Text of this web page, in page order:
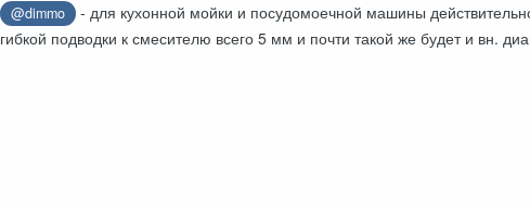
@dimmo
- для кухонной мойки и посудомоечной машины
гибкой подводки к смесителю всего 5 мм и почти такой же будет и вн.